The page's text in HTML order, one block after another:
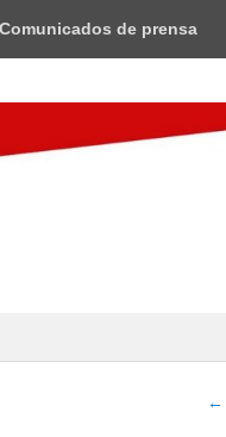
Comunicados de prensa
←